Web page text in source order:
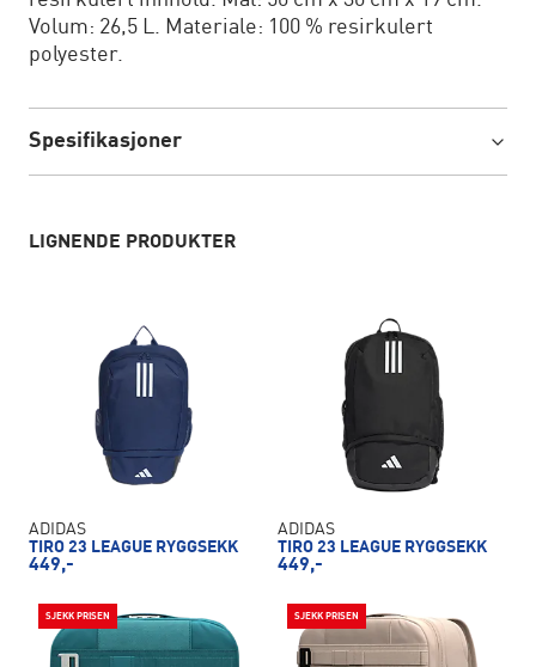
Volum: 26,5 L. Materiale: 100 % resirkulert
polyester.
Spesifikasjoner
LIGNENDE PRODUKTER
ADIDAS
TIRO 23 LEAGUE RYGGSEKK
449,-
ADIDAS
TIRO 23 LEAGUE RYGGSEKK
449,-
SJEKK PRISEN SJEKK PRISEN